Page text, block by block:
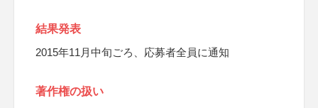
結果発表
2015年11月中旬ごろ、応募者全員に通知
著作権の扱い